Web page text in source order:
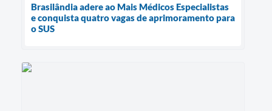
Brasilândia adere ao Mais Médicos Especialistas
e conquista quatro vagas de aprimoramento para
o SUS